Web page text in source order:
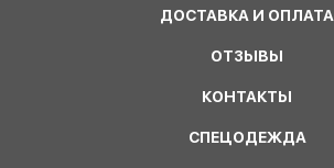
ДОСТАВКА И ОПЛАТА
ОТЗЫВЫ
КОНТАКТЫ
СПЕЦОДЕЖДА